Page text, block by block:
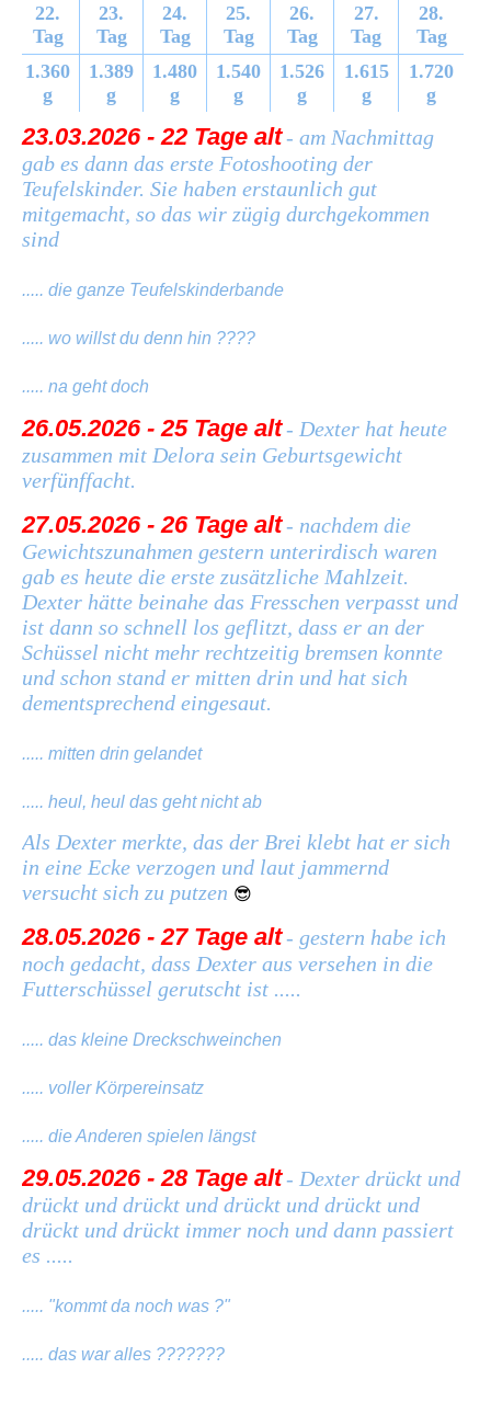
22.
Tag
23.
Tag
24.
Tag
25.
Tag
26.
Tag
27.
Tag
28.
Tag
1.360
g
1.389
g
1.480
g
1.540
g
1.526
g
1.615
g
1.720
g
23.03.2026 - 22 Tage alt- am Nachmittag
gab es dann das erste Fotoshooting der
Teufelskinder. Sie haben erstaunlich gut
mitgemacht, so das wir zügig durchgekommen
sind
..... die ganze Teufelskinderbande
..... wo willst du denn hin ????
..... na geht doch
26.05.2026 - 25 Tage alt- Dexter hat heute
zusammen mit Delora sein Geburtsgewicht
verfünffacht.
27.05.2026 - 26 Tage alt- nachdem die
Gewichtszunahmen gestern unterirdisch waren
gab es heute die erste zusätzliche Mahlzeit.
Dexter hätte beinahe das Fresschen verpasst und
ist dann so schnell los geflitzt, dass er an der
Schüssel nicht mehr rechtzeitig bremsen konnte
und schon stand er mitten drin und hat sich
dementsprechend eingesaut.
..... mitten drin gelandet
..... heul, heul das geht nicht ab
Als Dexter merkte, das der Brei klebt hat er sich
in eine Ecke verzogen und laut jammernd
versucht sich zu putzen 😎
28.05.2026 - 27 Tage alt- gestern habe ich
noch gedacht, dass Dexter aus versehen in die
Futterschüssel gerutscht ist .....
..... das kleine Dreckschweinchen
..... voller Körpereinsatz
..... die Anderen spielen längst
29.05.2026 - 28 Tage alt- Dexter drückt und
drückt und drückt und drückt und drückt und
drückt und drückt immer noch und dann passiert
es .....
..... "kommt da noch was ?"
..... das war alles ???????